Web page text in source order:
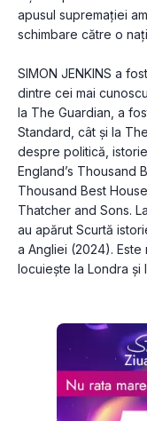
apusul supremației
schimbare către o
SIMON JENKINS a
dintre cei mai
la The Guardian, a
Standard, cât și la
despre politică,
England’s Thousand
Thousand Best
Thatcher and Sons.
au apărut Scurtă
a Angliei (2024).
locuiește la Londra și